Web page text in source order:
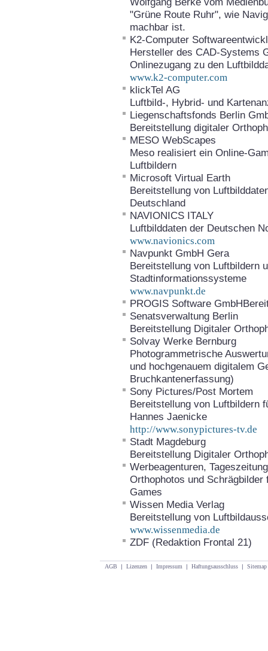
"Grüne Route Ruhr", wie
machbar ist.
K2-Computer
Hersteller des CAD-Systems
Onlinezugang zu den
www.k2-computer.com
klickTel AG
Luftbild-, Hybrid- und
Liegenschaftsfonds Berlin
Bereitstellung digitaler
MESO WebScapes
Meso realisiert ein Online-
Luftbildern
Microsoft Virtual Earth
Bereitstellung von
Deutschland
NAVIONICS ITALY
Luftbilddaten der Deutschen
www.navionics.com
Navpunkt GmbH Gera
Bereitstellung von Luftbildern
Stadtinformationssysteme
www.navpunkt.de
PROGIS Software
Senatsverwaltung Berlin
Bereitstellung Digitaler
Solvay Werke Bernburg
Photogrammetrische
und hochgenauem digitalem
Bruchkantenerfassung)
Sony Pictures/Post Mortem
Bereitstellung von Luftbildern
Hannes Jaenicke
http://www.sonypictures-tv.de
Stadt Magdeburg
Bereitstellung Digitaler
Werbeagenturen,
Orthophotos und
Games
Wissen Media Verlag
Bereitstellung von
www.wissenmedia.de
ZDF (Redaktion Frontal 21)
AGB | Lizenzen | Impressum | Haftungsausschluss | Sitemap